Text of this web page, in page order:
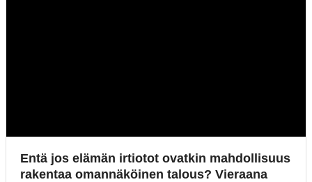
Entä jos elämän irtiotot ovatkin mahdollisuus
rakentaa omannäköinen talous? Vieraana